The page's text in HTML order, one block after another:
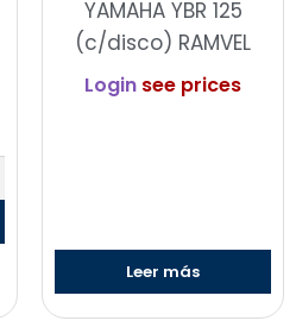
YAMAHA YBR 125
(c/disco) RAMVEL
Login see prices
Leer más